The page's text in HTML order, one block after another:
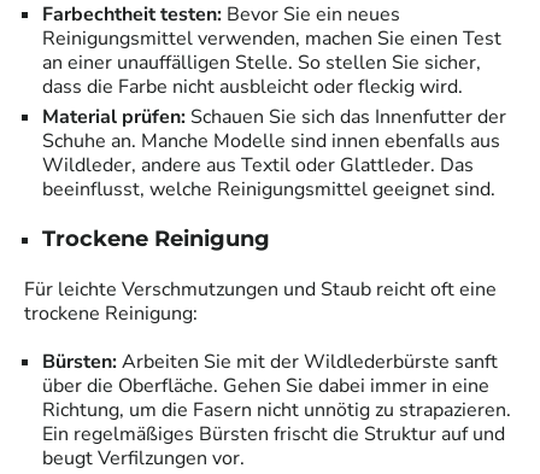
Farbechtheit testen: Bevor Sie ein neues
Reinigungsmittel verwenden, machen Sie einen Test
an einer unauffälligen Stelle. So stellen Sie sicher,
dass die Farbe nicht ausbleicht oder fleckig wird.
Material prüfen: Schauen Sie sich das Innenfutter der
Schuhe an. Manche Modelle sind innen ebenfalls aus
Wildleder, andere aus Textil oder Glattleder. Das
beeinflusst, welche Reinigungsmittel geeignet sind.
Trockene Reinigung
Für leichte Verschmutzungen und Staub reicht oft eine
trockene Reinigung:
Bürsten:Arbeiten Sie mit der Wildlederbürste sanft
über die Oberfläche. Gehen Sie dabei immer in eine
Richtung, um die Fasern nicht unnötig zu strapazieren.
Ein regelmäßiges Bürsten frischt die Struktur auf und
beugt Verfilzungen vor.